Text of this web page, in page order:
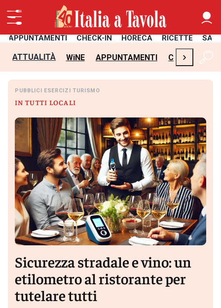
APPUNTAMENTI CHECK-IN HORECA RICETTE
ATTUALITÀ WiNE APPUNTAMENTI CHECK-IN
›
PUBBLICI ESERCIZI TURISMO
IN TUTTI LOCALI
Sicurezza stradale e vino: un
etilometro al ristorante per
tutelare tutti